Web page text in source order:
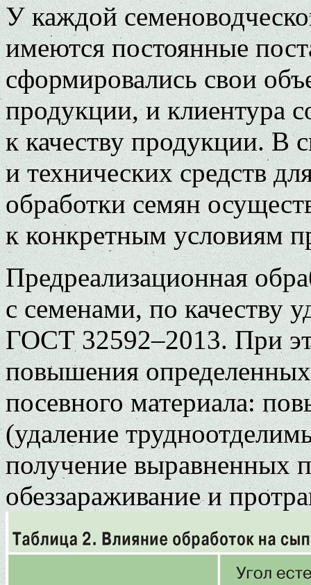
У каждой
имеются постоянные
сформировались свои
продукции, и клиентура
к качеству продукции. В
и технических средств
обработки семян
к конкретным условиям
Предреализационная
с семенами, по качеству
ГОСТ 32592–2013. При
повышения определенных
посевного материала:
(удаление
получение выравненных
обеззараживание и